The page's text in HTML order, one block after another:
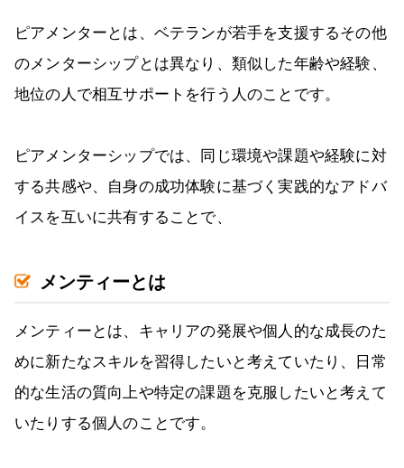
ピアメンターとは、ベテランが若手を支援するその他
のメンターシップとは異なり、類似した年齢や経験、
地位の人で相互サポートを行う人のことです。
ピアメンターシップでは、同じ環境や課題や経験に対
する共感や、自身の成功体験に基づく実践的なアドバ
イスを互いに共有することで、
メンティーとは
メンティーとは、キャリアの発展や個人的な成長のた
めに新たなスキルを習得したいと考えていたり、日常
的な生活の質向上や特定の課題を克服したいと考えて
いたりする個人のことです。